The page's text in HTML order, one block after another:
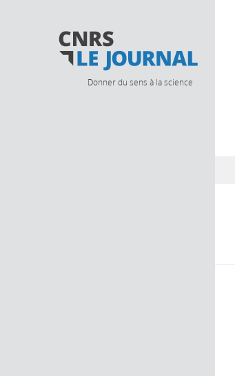
Donner du sens à la science